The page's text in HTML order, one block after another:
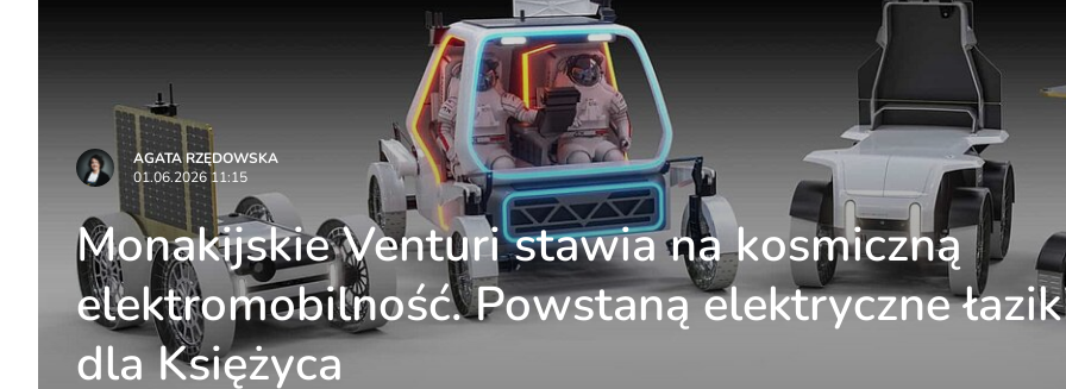
AGATA RZĘDOWSKA
01.06.2026 11:15
Monakijskie Venturi stawia na kosmiczną
elektromobilność. Powstaną elektryczne
dla Księżyca